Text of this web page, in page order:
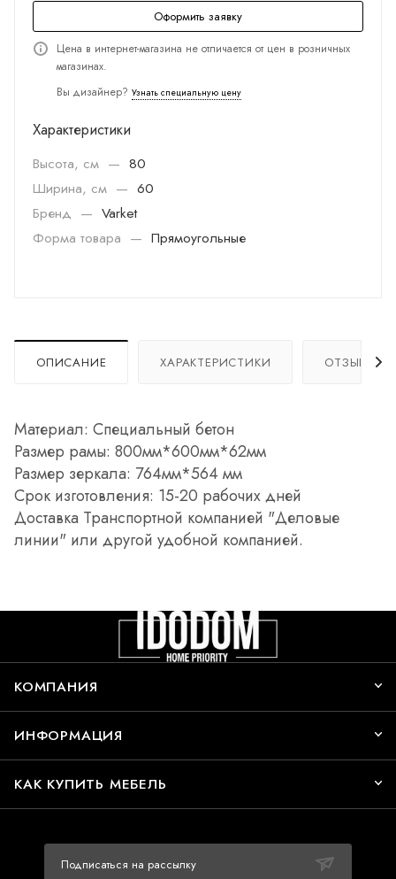
Оформить заявку
Цена в интернет-магазина не отличается от цен в розничных
магазинах.
Вы дизайнер? Узнать специальную цену
Характеристики
Высота, см — 80
Ширина, см — 60
Бренд — Varket
Форма товара — Прямоугольные
ОПИСАНИЕ ХАРАКТЕРИСТИКИ ОТЗЫВЫ
Материал: Специальный бетон
Размер рамы: 800мм*600мм*62мм
Размер зеркала: 764мм*564 мм
Срок изготовления: 15-20 рабочих дней
Доставка Транспортной компанией "Деловые
линии" или другой удобной компанией.
КОМПАНИЯ
ИНФОРМАЦИЯ
КАК КУПИТЬ МЕБЕЛЬ
Подписаться на рассылку